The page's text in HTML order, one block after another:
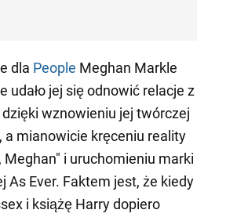
dla People Meghan Markle
udało jej się odnowić relacje z
wznowieniu jej twórczej
a mianowicie kręceniu reality
Meghan" i uruchomieniu marki
As Ever. Faktem jest, że kiedy
i książę Harry dopiero